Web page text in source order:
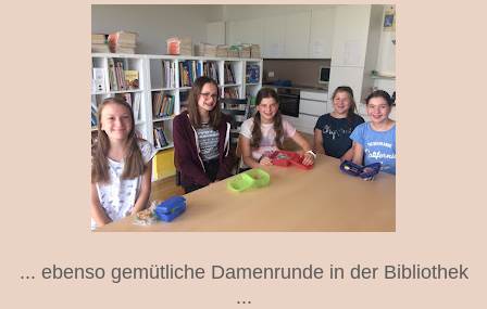
... ebenso gemütliche Damenrunde in der Bibliothek
...